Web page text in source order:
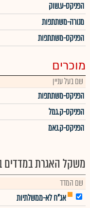
הפניקס-ע.שוק
מנורה-משתתפות
הפניקס-משתתפות
מוכרים
שם בעל עניין
הפניקס-משתתפות
הפניקס-ק.גמל
הפניקס-ק.נאמ
משקל האגרת במדדים
שם המדד
אג"ח לא-ממשלתיות